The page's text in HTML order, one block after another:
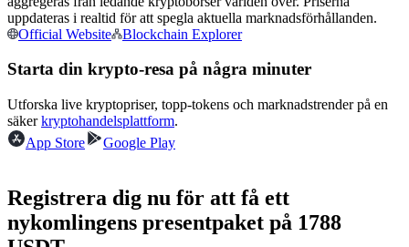
Kopiera Trading
Gå med de bästa handlarna
Bli en Copy Trader
uppdateras i realtid för att spegla aktuella marknadsförhållanden.
Official Website
Blockchain Explorer
Starta din krypto-resa på några minuter
Utforska live kryptopriser, topp-tokens och marknadstrender på en
säkerkryptohandelsplattform.
App Store
Google Play
Registrera dig nu för att få ett
nykomlingens presentpaket på 1788